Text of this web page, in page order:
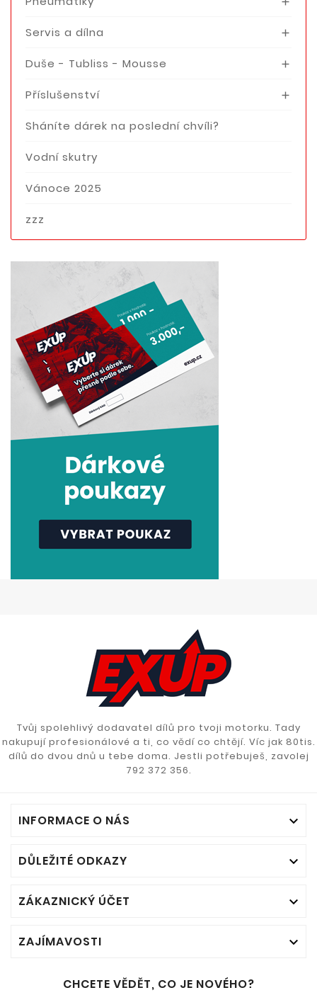
Servis a dílna 
Duše - Tubliss - Mousse 
Příslušenství 
Sháníte dárek na poslední chvíli?
Vodní skutry
Vánoce 2025
zzz
Tvůj spolehlivý dodavatel dílů pro tvoji motorku. Tady
nakupují profesionálové a ti, co vědí co chtějí. Víc jak 80tis.
dílů do dvou dnů u tebe doma. Jestli potřebuješ, zavolej
792 372 356.
INFORMACE O NÁS 
DŮLEŽITÉ ODKAZY 
ZÁKAZNICKÝ ÚČET 
ZAJÍMAVOSTI 
CHCETE VĚDĚT, CO JE NOVÉHO?